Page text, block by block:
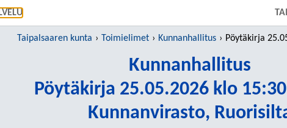
Taipalsaaren kunta Toimielimet Kunnanhallitus Pöytäkirja
Kunnanhallitus
Pöytäkirja 25.05.2026 klo
Kunnanvirasto,